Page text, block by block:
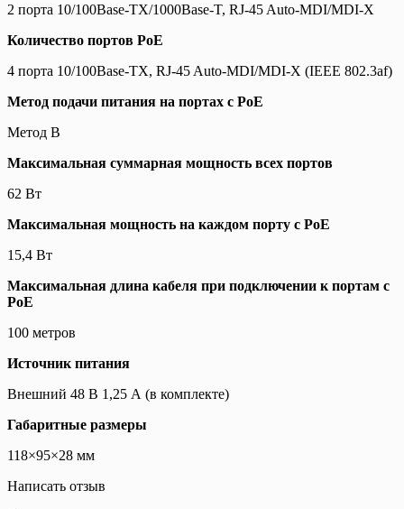
2 порта 10/100Base-TX/1000Base-T, RJ-45 Auto-MDI/MDI-X
Количество портов PoE
4 порта 10/100Base-TX, RJ-45 Auto-MDI/MDI-X (IEEE 802.3af)
Метод подачи питания на портах с PoE
Метод B
Максимальная суммарная мощность всех портов
62 Вт
Максимальная мощность на каждом порту с PoE
15,4 Вт
Максимальная длина кабеля при подключении к портам с
PoE
100 метров
Источник питания
Внешний 48 В 1,25 А (в комплекте)
Габаритные размеры
118×95×28 мм
Написать отзыв